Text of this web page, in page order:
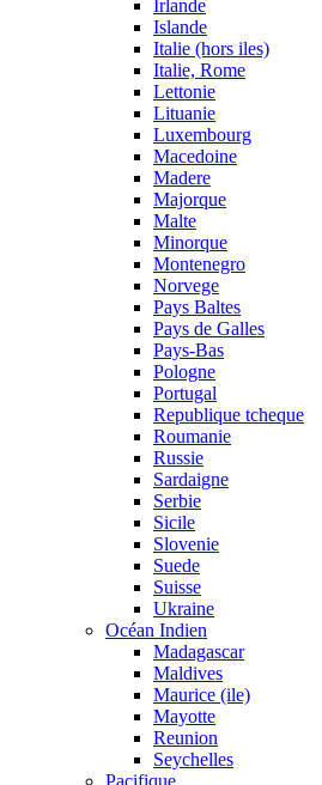
Irlande
Islande
Italie (hors iles)
Italie, Rome
Lettonie
Lituanie
Luxembourg
Macedoine
Madere
Majorque
Malte
Minorque
Montenegro
Norvege
Pays Baltes
Pays de Galles
Pays-Bas
Pologne
Portugal
Republique tcheque
Roumanie
Russie
Sardaigne
Serbie
Sicile
Slovenie
Suede
Suisse
Ukraine
Océan Indien
Madagascar
Maldives
Maurice (ile)
Mayotte
Reunion
Seychelles
Pacifique